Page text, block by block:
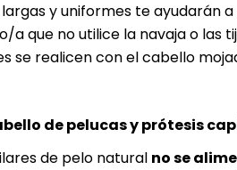
y uniformes te ayudarán
que no utilice la navaja o las
se realicen con el cabello
de pelucas y prótesis
de pelo natural no se